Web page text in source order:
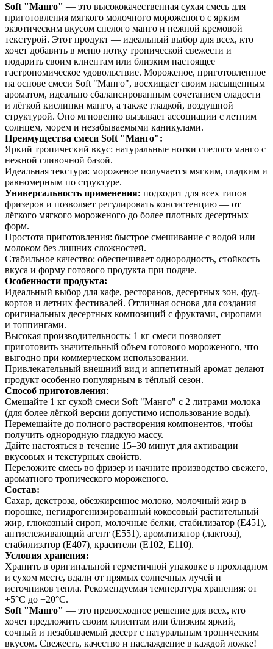
Soft "Манго" — это высококачественная сухая смесь для
приготовления мягкого молочного мороженого с ярким
экзотическим вкусом спелого манго и нежной кремовой
текстурой. Этот продукт — идеальный выбор для всех, кто
хочет добавить в меню нотку тропической свежести и
подарить своим клиентам или близким настоящее
гастрономическое удовольствие. Мороженое, приготовленное
на основе смеси Soft "Манго", восхищает своим насыщенным
ароматом, идеально сбалансированным сочетанием сладости
и лёгкой кислинки манго, а также гладкой, воздушной
структурой. Оно мгновенно вызывает ассоциации с летним
солнцем, морем и незабываемыми каникулами.
Преимущества смеси Soft "Манго":
Яркий тропический вкус: натуральные нотки спелого манго с
нежной сливочной базой.
Идеальная текстура: мороженое получается мягким, гладким и
равномерным по структуре.
Универсальность применения: подходит для всех типов
фризеров и позволяет регулировать консистенцию — от
лёгкого мягкого мороженого до более плотных десертных
форм.
Простота приготовления: быстрое смешивание с водой или
молоком без лишних сложностей.
Стабильное качество: обеспечивает однородность, стойкость
вкуса и форму готового продукта при подаче.
Особенности продукта:
Идеальный выбор для кафе, ресторанов, десертных зон, фуд-
кортов и летних фестивалей. Отличная основа для создания
оригинальных десертных композиций с фруктами, сиропами
и топпингами.
Высокая производительность: 1 кг смеси позволяет
приготовить значительный объем готового мороженого, что
выгодно при коммерческом использовании.
Привлекательный внешний вид и аппетитный аромат делают
продукт особенно популярным в тёплый сезон.
Способ приготовления:
Смешайте 1 кг сухой смеси Soft "Манго" с 2 литрами молока
(для более лёгкой версии допустимо использование воды).
Перемешайте до полного растворения компонентов, чтобы
получить однородную гладкую массу.
Дайте настояться в течение 15–30 минут для активации
вкусовых и текстурных свойств.
Переложите смесь во фризер и начните производство свежего,
ароматного тропического мороженого.
Состав:
Сахар, декстроза, обезжиренное молоко, молочный жир в
порошке, негидрогенизированный кокосовый растительный
жир, глюкозный сироп, молочные белки, стабилизатор (E451),
антислеживающий агент (E551), ароматизатор (лактоза),
стабилизатор (E407), красители (E102, E110).
Условия хранения:
Хранить в оригинальной герметичной упаковке в прохладном
и сухом месте, вдали от прямых солнечных лучей и
источников тепла. Рекомендуемая температура хранения: от
+5°C до +20°C.
Soft "Манго" — это превосходное решение для всех, кто
хочет предложить своим клиентам или близким яркий,
сочный и незабываемый десерт с натуральным тропическим
вкусом. Свежесть, качество и наслаждение в каждой ложке!